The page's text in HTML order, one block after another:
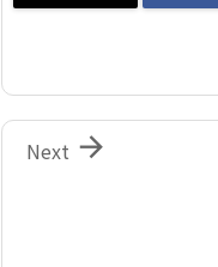

Next